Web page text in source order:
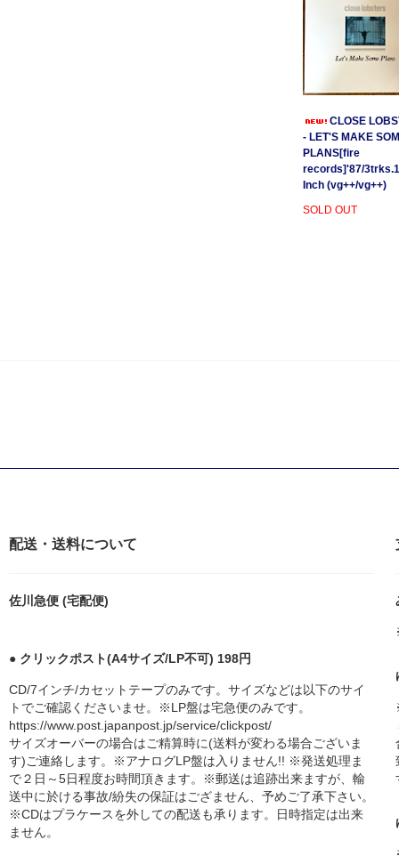
CLOSE
- LET'S MAKE
PLANS[fire
records]'87/
Inch (vg++/vg++)
SOLD OUT
配送・送料について
佐川急便 (宅配便)
● クリックポスト(A4サイズ/LP不可) 198円
CD/7インチ/カセットテープのみです。サイズなどは以下のサイ
トでご確認くださいませ。※LP盤は宅急便のみです。
https://www.post.japanpost.jp/service/clickpost/
サイズオーバーの場合はご精算時に(送料が変わる場合ございま
す)ご連絡します。※アナログLP盤は入りません!! ※発送処理ま
で２日～5日程度お時間頂きます。※郵送は追跡出来ますが、輸
送中に於ける事故/紛失の保証はござません、予めご了承下さい。
※CDはプラケースを外しての配送も承ります。日時指定は出来
ません。